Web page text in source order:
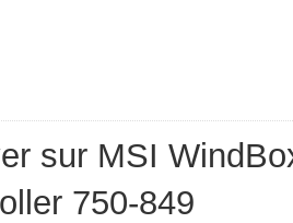
sur MSI
750-849